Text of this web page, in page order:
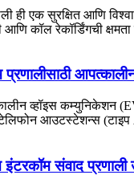
ही एक सुरक्षित आणि
कॉल रेकॉर्डिंगची
प्रणालीसाठी
व्हॉइस कम्युनिकेशन
आउटस्टेशन्स (टाइप
संवाद प्रणाली